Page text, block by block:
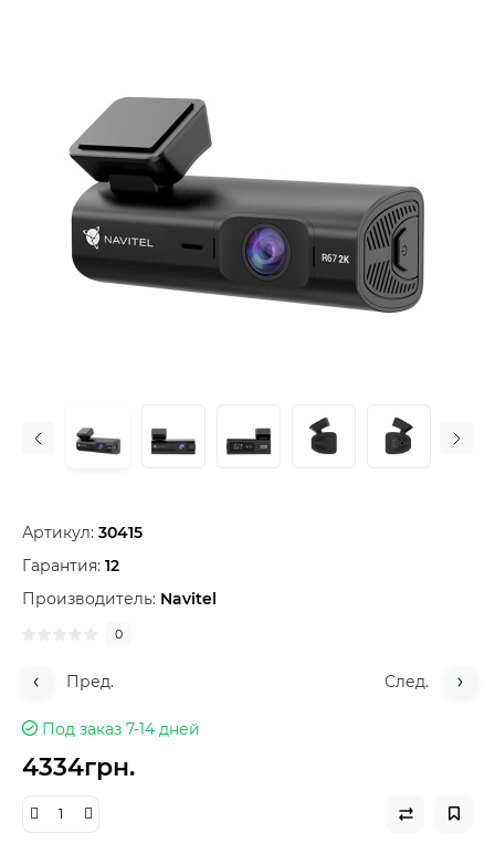
Артикул: 30415
Гарантия: 12
Производитель: Navitel
0
Пред. След.
Под заказ 7-14 дней
4334грн.